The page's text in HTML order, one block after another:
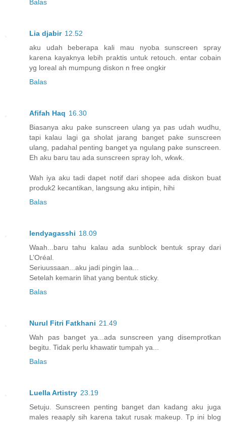
Balas
Lia djabir 12.52
aku udah beberapa kali mau nyoba sunscreen spray
karena kayaknya lebih praktis untuk retouch. entar cobain
yg loreal ah mumpung diskon n free ongkir
Balas
Afifah Haq 16.30
Biasanya aku pake sunscreen ulang ya pas udah wudhu,
tapi kalau lagi ga sholat jarang banget pake sunscreen
ulang, padahal penting banget ya ngulang pake sunscreen.
Eh aku baru tau ada sunscreen spray loh, wkwk.
Wah iya aku tadi dapet notif dari shopee ada diskon buat
produk2 kecantikan, langsung aku intipin, hihi
Balas
lendyagasshi 18.09
Waah...baru tahu kalau ada sunblock bentuk spray dari
L’Oréal.
Seriuussaan...aku jadi pingin laa...
Setelah kemarin lihat yang bentuk sticky.
Balas
Nurul Fitri Fatkhani 21.49
Wah pas banget ya...ada sunscreen yang disemprotkan
begitu. Tidak perlu khawatir tumpah ya...
Balas
Luella Artistry 23.19
Setuju. Sunscreen penting banget dan kadang aku juga
males reaaply sih karena takut rusak makeup. Tp ini blog